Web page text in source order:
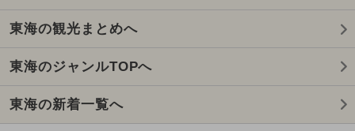
東海の観光まとめへ
東海のジャンルTOPへ
東海の新着一覧へ